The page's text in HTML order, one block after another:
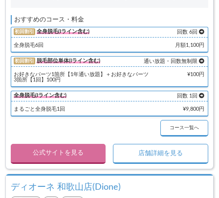
おすすめのコース・料金
初回割引 全身脱毛(Iライン含む) 回数 6回
全身脱毛6回 月額1,100円
初回割引 脱毛部位単体(Iライン含む) 通い放題・回数無制限
お好きなパーツ1箇所【1年通い放題】＋お好きなパーツ
3箇所【1回】100円
¥100円
全身脱毛(Iライン含む) 回数 1回
まるごと全身脱毛1回 ¥9,800円
コース一覧へ
公式サイトを見る 店舗詳細を見る
ディオーネ 和歌山店(Dione)